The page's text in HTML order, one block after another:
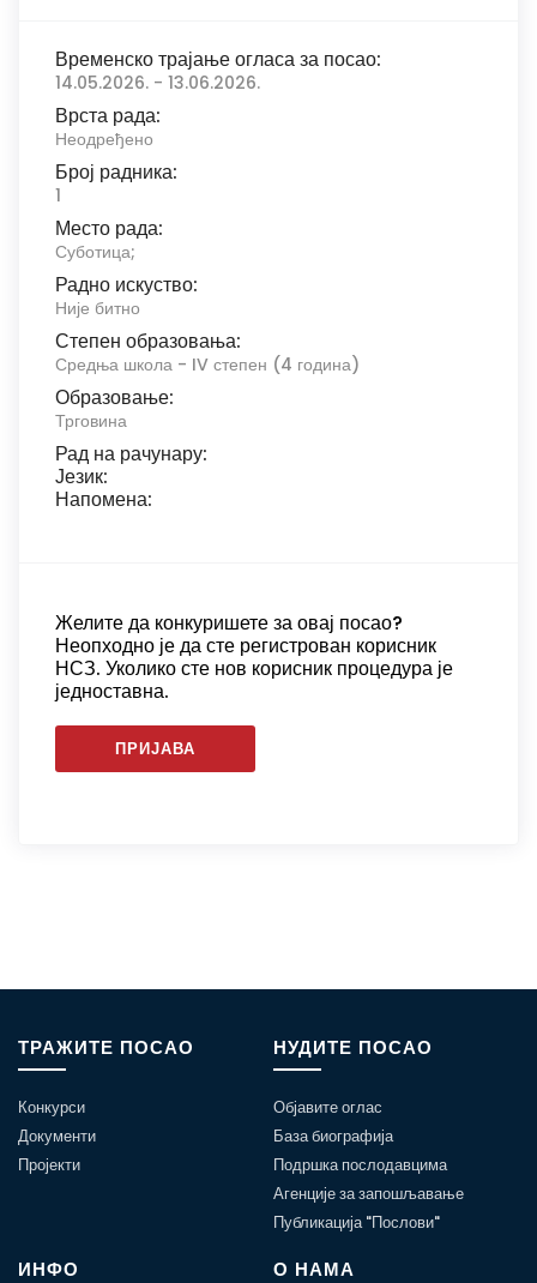
Временско трајање огласа за посао:
14.05.2026. - 13.06.2026.
Врста рада:
Неодређено
Број радника:
1
Место рада:
Суботица;
Радно искуство:
Није битно
Степен образовања:
Средња школа - IV степен (4 година)
Образовање:
Трговина
Рад на рачунару:
Језик:
Напомена:
Желите да конкуришете за овај посао?
Неопходно је да сте регистрован корисник
НСЗ. Уколико сте нов корисник процедура је
једноставна.
ПРИЈАВА
ТРАЖИТЕ ПОСАО
Конкурси
Документи
Пројекти
НУДИТЕ ПОСАО
Објавите оглас
База биографија
Подршка послодавцима
Агенције за запошљавање
Публикација "Послови"
ИНФО О НАМА